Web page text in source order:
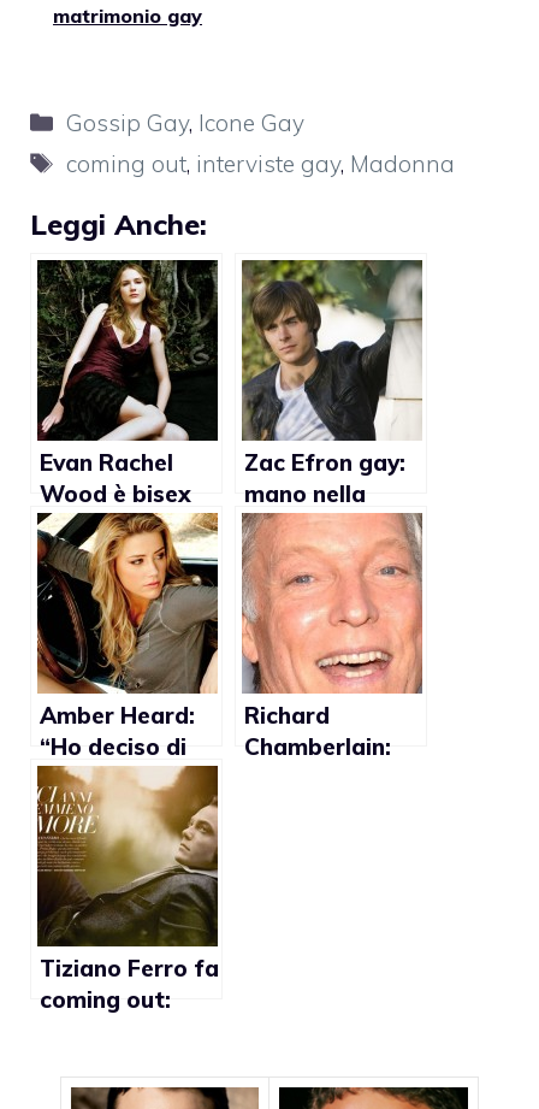
matrimonio gay
Categorie
Gossip Gay, Icone Gay
Tag
coming out, interviste gay, Madonna
Leggi Anche:
Evan Rachel
Wood è bisex
Zac Efron gay:
mano nella
mano con un
ragazzo
secondo il
National
Enquirer
Amber Heard:
“Ho deciso di
dire a tutti che
sono lesbica
per non vivere
nella
menzogna”
Richard
Chamberlain:
Tiziano Ferro fa
coming out:
un uomo”